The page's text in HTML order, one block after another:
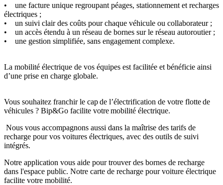
• une facture unique regroupant péages, stationnement et recharges
électriques ;
• un suivi clair des coûts pour chaque véhicule ou collaborateur ;
• un accès étendu à un réseau de bornes sur le réseau autoroutier ;
• une gestion simplifiée, sans engagement complexe.
La mobilité électrique de vos équipes est facilitée et bénéficie ainsi
d’une prise en charge globale.
Vous souhaitez franchir le cap de l’électrification de votre flotte de
véhicules ? Bip&Go facilite votre mobilité électrique.
Nous vous accompagnons aussi dans la maîtrise des tarifs de
recharge pour vos voitures électriques, avec des outils de suivi
intégrés.
Notre application vous aide pour trouver des bornes de recharge
dans l'espace public. Notre carte de recharge pour voiture électrique
facilite votre mobilité.